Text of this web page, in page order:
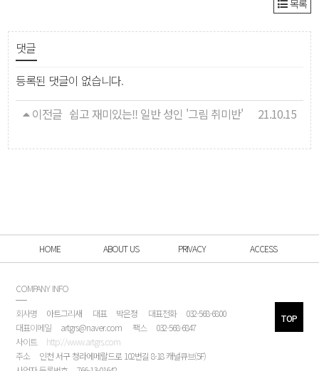
목록
댓글
등록된 댓글이 없습니다.
이전글 쉽고 재미있는!! 일반 성인 '그림 취미반' 21.10.15
HOME ABOUT US PRIVACY ACCESS
COMPANY INFO
회사명 아트그리새 대표 박은정 대표전화
032-568-6800
대표이메일
artgrs@naver.com 팩스
032-568-6847
사이트
http://www.artgrs.com
주소
인천 서구 청라에메랄드로 102번길 8-18 캐널큐브(5F)
TOP